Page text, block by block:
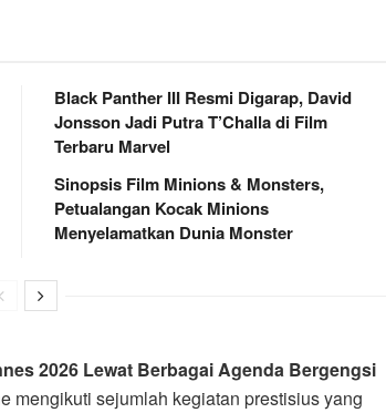
Black Panther III Resmi Digarap, David
Jonsson Jadi Putra T’Challa di Film
Terbaru Marvel
Sinopsis Film Minions & Monsters,
Petualangan Kocak Minions
Menyelamatkan Dunia Monster
2026 Lewat Berbagai Agenda Bergengsi
mengikuti sejumlah kegiatan prestisius yang